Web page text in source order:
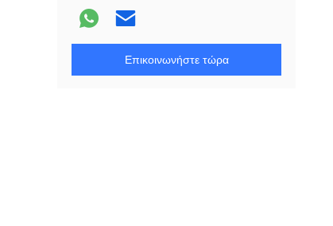
Επικοινωνήστε τώρα